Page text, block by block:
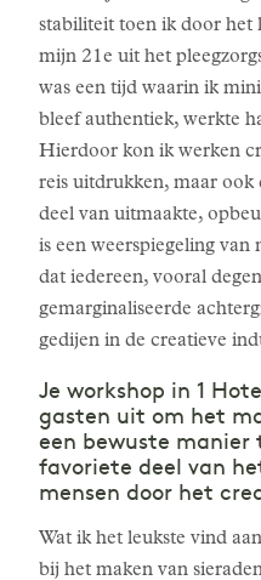
stabiliteit toen ik door het
mijn 21e uit het
was een tijd waarin ik
bleef authentiek, werkte
Hierdoor kon ik werken
reis uitdrukken, maar ook
deel van uitmaakte,
is een weerspiegeling
dat iedereen, vooral
gemarginaliseerde
gedijen in de creatieve
Je workshop in 1
gasten uit om het
een bewuste manier
favoriete deel van
mensen door het
Wat ik het leukste vind
bij het maken van